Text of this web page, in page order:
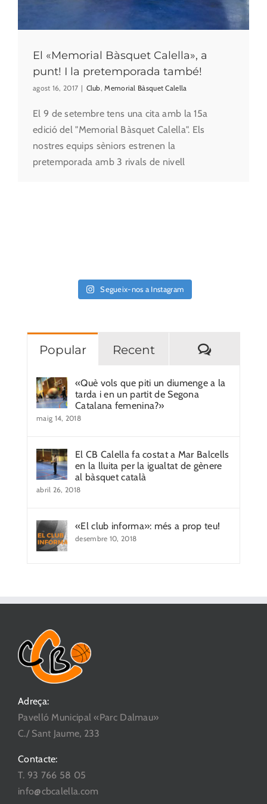
El «Memorial Bàsquet Calella», a
punt! I la pretemporada també!
agost 16, 2017 | Club,Memorial Bàsquet Calella
El 9 de setembre tens una cita amb la 15a
edició del "Memorial Bàsquet Calella". Els
nostres equips sèniors estrenen la
pretemporada amb 3 rivals de nivell
Segueix-nos a Instagram
Popular Recent
«Què vols que piti un diumenge a la
tarda i en un partit de Segona
Catalana femenina?»
maig 14, 2018
El CB Calella fa costat a Mar Balcells
en la lluita per la igualtat de gènere
al bàsquet català
abril 26, 2018
«El club informa»: més a prop teu!
desembre 10, 2018
Adreça:
Pavelló Municipal «Parc Dalmau»
C./ Sant Jaume, 233
Contacte:
T. 93 766 58 05
info@cbcalella.com